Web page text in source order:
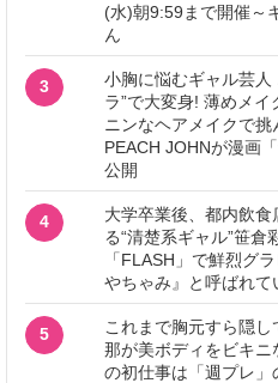
(水)朝9:59まで開催～
ん
3
小胸に悩むギャル芸人
ラ”で大変身! 薄めメ
ニンなヘアメイクで挑
PEACH JOHNが漫画
公開
4
大学卒業後、都内飲
る“清楚系ギャル”笹
「FLASH」で鮮烈グ
やちゃみ』と呼ばれて
5
これまで胸元すら隠
那が美ボディをビキ
の初仕事は「週プレ